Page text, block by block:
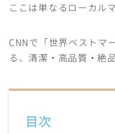
ここは単なるローカル
CNNで「世界ベストマ
る、清潔・高品質・絶
目次